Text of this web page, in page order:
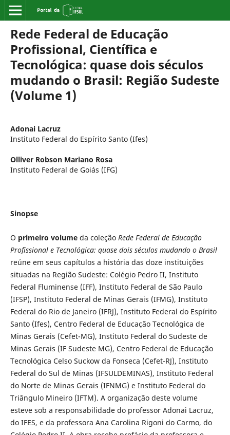
Rede Federal de Educação
Profissional, Científica e
Tecnológica: quase dois séculos
mudando o Brasil: Região Sudeste
(Volume 1)
Adonai Lacruz
Instituto Federal do Espírito Santo (Ifes)
Olliver Robson Mariano Rosa
Instituto Federal de Goiás (IFG)
Sinopse
O primeiro volumeda coleção Rede Federal de Educação
Profissional e Tecnológica: quase dois séculos mudando o Brasil
reúne em seus capítulos a história das doze instituições
situadas na Região Sudeste: Colégio Pedro II, Instituto
Federal Fluminense (IFF), Instituto Federal de São Paulo
(IFSP), Instituto Federal de Minas Gerais (IFMG), Instituto
Federal do Rio de Janeiro (IFRJ), Instituto Federal do Espírito
Santo (Ifes), Centro Federal de Educação Tecnológica de
Minas Gerais (Cefet-MG), Instituto Federal do Sudeste de
Minas Gerais (IF Sudeste MG), Centro Federal de Educação
Tecnológica Celso Suckow da Fonseca (Cefet-RJ), Instituto
Federal do Sul de Minas (IFSULDEMINAS), Instituto Federal
do Norte de Minas Gerais (IFNMG) e Instituto Federal do
Triângulo Mineiro (IFTM). A organização deste volume
esteve sob a responsabilidade do professor Adonai Lacruz,
do IFES, e da professora Ana Carolina Rigoni do Carmo, do